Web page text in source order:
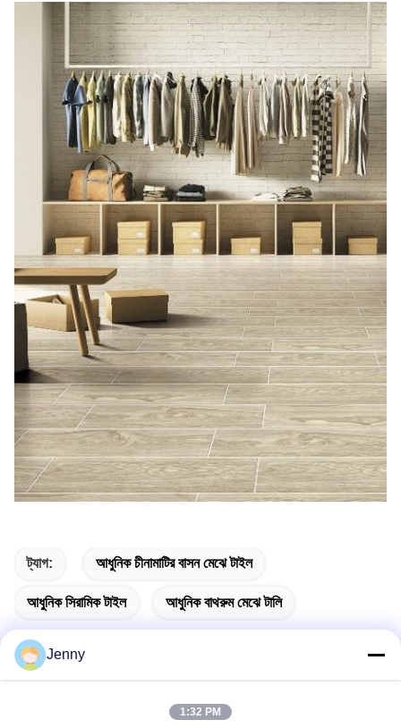
ট্যাগ: আধুনিক চীনামাটির বাসন মেঝে টাইল
আধুনিক সিরামিক টাইল আধুনিক বাথরুম মেঝে টালি
Jenny
1:32 PM